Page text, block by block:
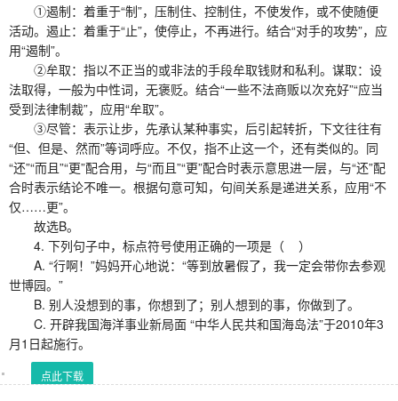
①遏制：着重于“制”，压制住、控制住，不使发作，或不使随便
活动。遏止：着重于“止”，使停止，不再进行。结合“对手的攻势”，应
用“遏制”。
②牟取：指以不正当的或非法的手段牟取钱财和私利。谋取：设
法取得，一般为中性词，无褒贬。结合“一些不法商贩以次充好”“应当
受到法律制裁”，应用“牟取”。
③尽管：表示让步，先承认某种事实，后引起转折，下文往往有
“但、但是、然而”等词呼应。不仅，指不止这一个，还有类似的。同
“还”“而且”“更”配合用，与“而且”“更”配合时表示意思进一层，与“还”配
合时表示结论不唯一。根据句意可知，句间关系是递进关系，应用“不
仅……更”。
故选B。
4. 下列句子中，标点符号使用正确的一项是（ ）
A. “行啊！”妈妈开心地说：“等到放暑假了，我一定会带你去参观
世博园。”
B. 别人没想到的事，你想到了；别人想到的事，你做到了。
C. 开辟我国海洋事业新局面 “中华人民共和国海岛法”于2010年3
月1日起施行。
点此下载